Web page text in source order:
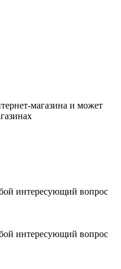
магазина и может
интересующий вопрос
интересующий вопрос